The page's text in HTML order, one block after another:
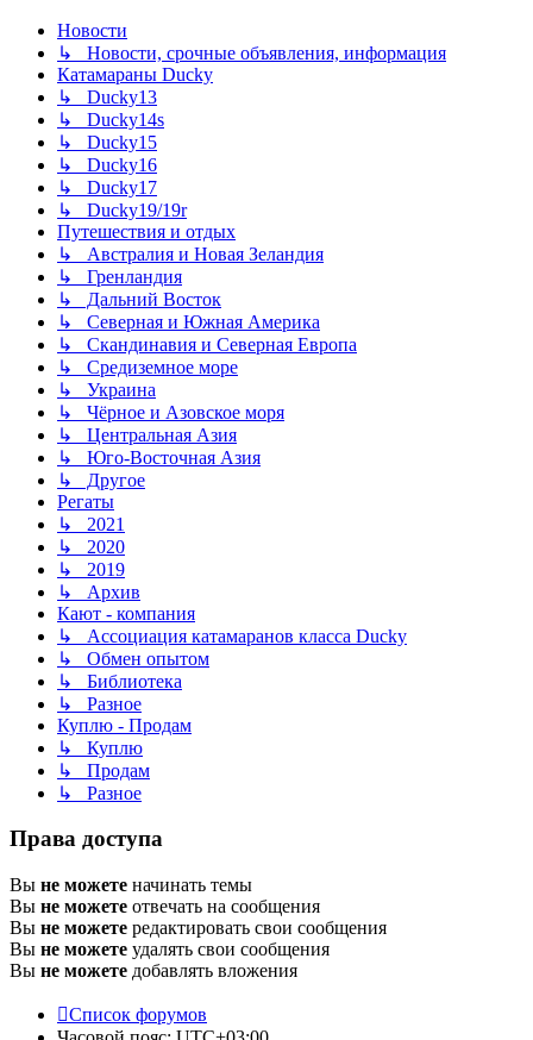
Новости
↳ Новости, срочные объявления, информация
Катамараны Ducky
↳ Ducky13
↳ Ducky14s
↳ Ducky15
↳ Ducky16
↳ Ducky17
↳ Ducky19/19r
Путешествия и отдых
↳ Австралия и Новая Зеландия
↳ Гренландия
↳ Дальний Восток
↳ Северная и Южная Америка
↳ Скандинавия и Северная Европа
↳ Средиземное море
↳ Украина
↳ Чёрное и Азовское моря
↳ Центральная Азия
↳ Юго-Восточная Азия
↳ Другое
Регаты
↳ 2021
↳ 2020
↳ 2019
↳ Архив
Кают - компания
↳ Ассоциация катамаранов класса Ducky
↳ Обмен опытом
↳ Библиотека
↳ Разное
Куплю - Продам
↳ Куплю
↳ Продам
↳ Разное
Права доступа
Вы не можете начинать темы
Вы не можете отвечать на сообщения
Вы не можете редактировать свои сообщения
Вы не можете удалять свои сообщения
Вы не можете добавлять вложения
Список форумов